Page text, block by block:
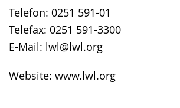
Telefon: 0251 591-01
Telefax: 0251 591-3300
E-Mail: lwl@lwl.org
Website: www.lwl.org